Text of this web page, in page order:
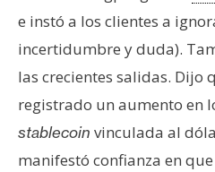
e instó a los clientes a
incertidumbre y duda).
las crecientes salidas. Dijo
registrado un aumento en
stablecoin vinculada al
manifestó confianza en